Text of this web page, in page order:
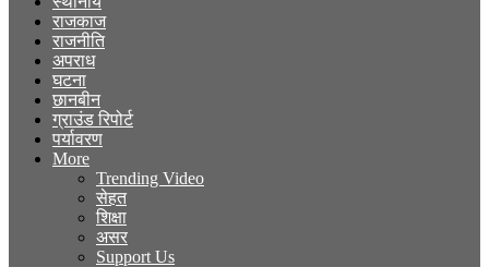
राजकाज
राजनीति
अपराध
घटना
छानबीन
ग्राउंड रिपोर्ट
पर्यावरण
More
Trending Video
सेहत
शिक्षा
असर
Support Us